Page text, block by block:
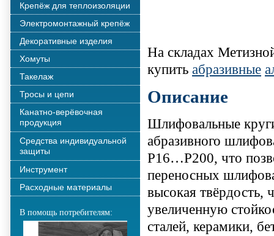
Крепёж для теплоизоляции
Электромонтажный крепёж
Декоративные изделия
Хомуты
Такелаж
Тросы и цепи
Канатно-верёвочная
продукция
Средства индивидуальной
защиты
Инструмент
Расходные материалы
В помощь потребителям:
На складах
купить абразивные
Описание
Шлифовальные
абразивного
Р16…Р200, что
переносных
высокая твёрдость,
увеличенную
сталей, керамики,